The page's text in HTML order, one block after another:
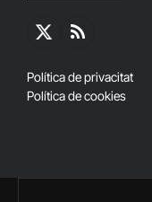
X
RSS
Política de privacitat
Política de cookies